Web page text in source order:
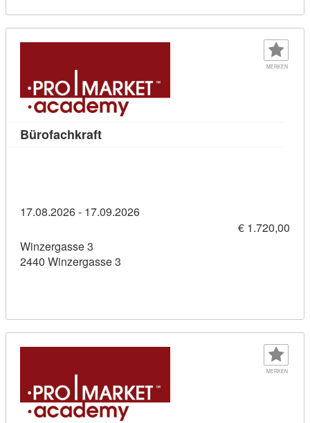
MERKEN
BürofachkraftKursdetail: Bürofachkraft (11436287)
17.08.2026 - 17.09.2026
€ 1.720,00
Winzergasse 3
2440 Winzergasse 3
MERKEN